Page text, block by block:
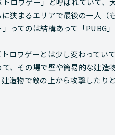
トロワゲー」と呼ばれていて
狭まるエリアで最後の一人（
ってのは結構あって「PUBG
ロワゲーとは少し変わってい
、その場で壁や簡易的な建造
造物で敵の上から攻撃したり